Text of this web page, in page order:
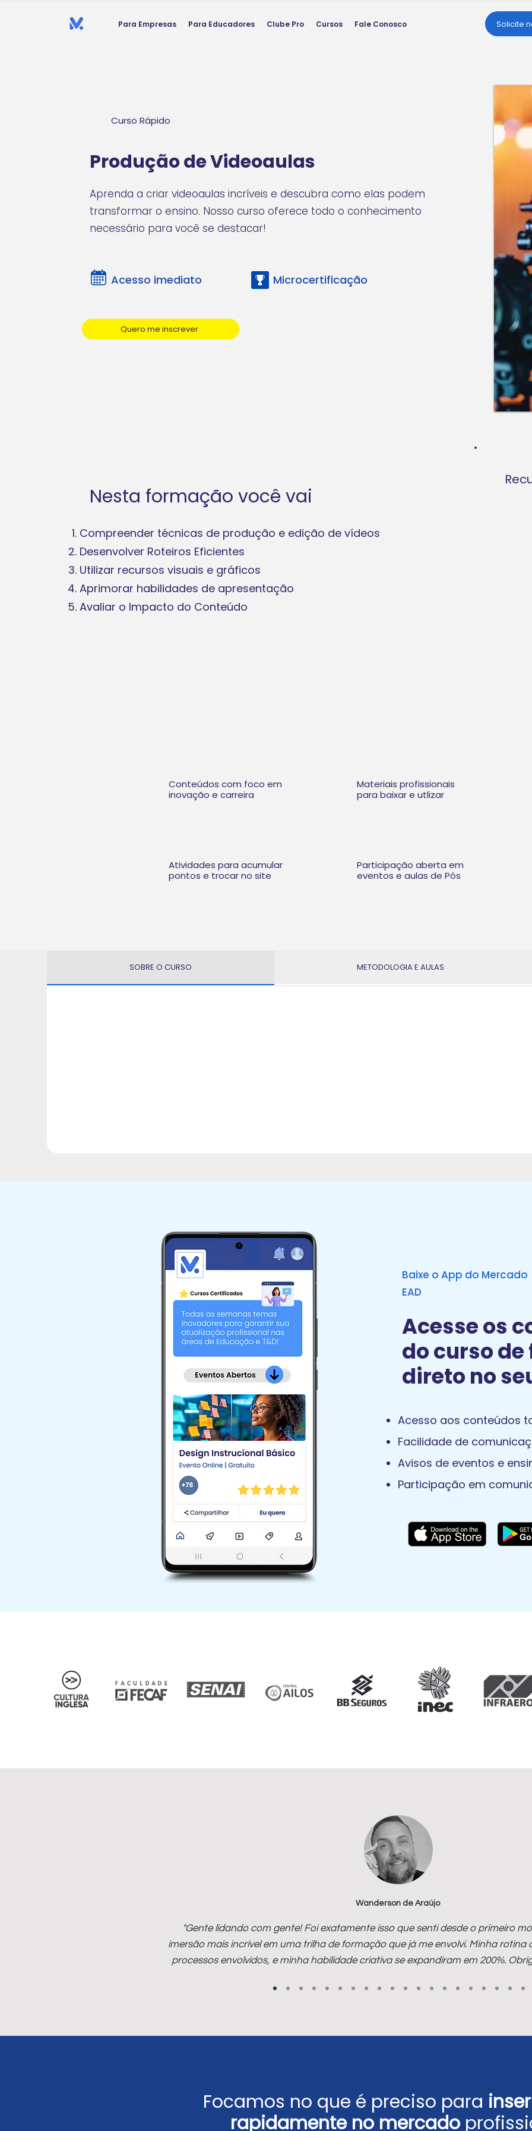
Para Empresas Para Educadores Clube Pro Cursos Fale Conosco Solicite
Curso Rápido
Produção de Videoaulas
Aprenda a criar videoaulas incríveis e descubra como elas podem
transformar o ensino. Nosso curso oferece todo o conhecimento
necessário para você se destacar!
Acesso imediato Microcertificação
Quero me inscrever
Nesta formação você vai
Compreender técnicas de produção e edição de vídeos
Desenvolver Roteiros Eficientes
Utilizar recursos visuais e gráficos
Aprimorar habilidades de apresentação
Avaliar o Impacto do Conteúdo
Conteúdos com foco em
inovação e carreira
Atividades para acumular
pontos e trocar no site
Materiais profissionais
para baixar e utlizar
Participação aberta em
eventos e aulas de Pós
SOBRE O CURSO METODOLOGIA E AULAS
Baixe o App do Mercado
EAD
Acesse os
do curso
direto no
Acesso aos conteúdos
Facilidade de
Avisos de eventos e
Participação em
Wanderson de Araújo
"Gente lidando com gente! Foi exatamente isso que senti desde o primeiro
imersão mais incrível em uma trilha de formação que já me envolvi. Minha rotina
processos envolvidos, e minha habilidade criativa se expandiram em 200%.
Focamos no que é preciso para
rapidamente no mercado